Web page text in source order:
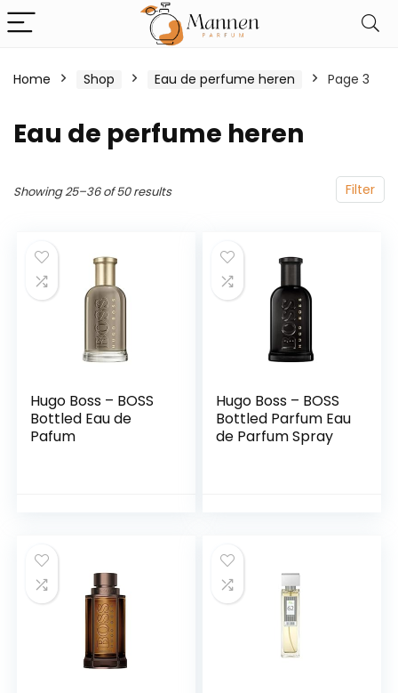
Home Shop Eau de perfume heren Page 3
Eau de perfume heren
Filter
Showing 25–36 of 50 results
Hugo Boss – BOSS
Bottled Eau de
Pafum
Hugo Boss – BOSS
Bottled Parfum Eau
de Parfum Spray